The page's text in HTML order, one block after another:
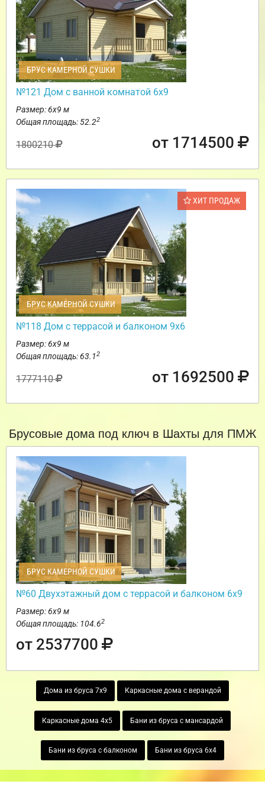
БРУС КАМЕРНОЙ СУШКИ
№121 Дом с ванной комнатой 6х9
Размер: 6х9 м
Общая площадь: 52.22
1800210 от 1714500
ХИТ ПРОДАЖ
БРУС КАМЕРНОЙ СУШКИ
№118 Дом с террасой и балконом 9х6
Размер: 6х9 м
Общая площадь: 63.12
1777110 от 1692500
Брусовые дома под ключ в Шахты для ПМЖ
БРУС КАМЕРНОЙ СУШКИ
№60 Двухэтажный дом с террасой и балконом 6х9
Размер: 6х9 м
Общая площадь: 104.62
от 2537700
Дома из бруса 7х9 Каркасные дома с верандой
Каркасные дома 4х5 Бани из бруса с мансардой
Бани из бруса с балконом Бани из бруса 6х4